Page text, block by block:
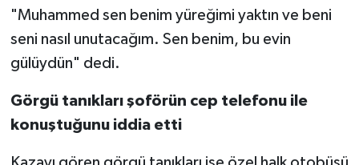
"Muhammed sen benim yüreğimi yaktın ve beni
seni nasıl unutacağım. Sen benim, bu evin
gülüydün" dedi.
Görgü tanıkları şoförün cep telefonu ile
konuştuğunu iddia etti